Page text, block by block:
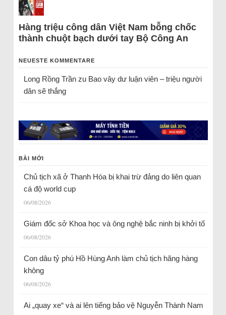
Hàng triệu công dân Việt Nam bỗng chốc
thành chuột bạch dưới tay Bộ Công An
NEUESTE KOMMENTARE
Long Rồng Trầnzu Bao vây dư luận viên – triệu người
dân sẽ thắng
BÀI MỚI
Chủ tịch xã ở Thanh Hóa bị khai trừ đảng do liên quan
cá độ world cup
06/08/2026
Giám đốc sở Khoa học và ông nghệ bắc ninh bị khởi tố
06/08/2026
Con dâu tỷ phú Hồ Hùng Anh làm chủ tịch hãng hàng
không
06/08/2026
Ai „quay xe“ và ai lên tiếng bảo vệ Nguyễn Thành Nam